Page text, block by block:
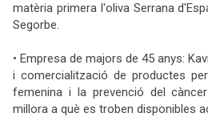
matèria primera l'oliva Serrana
Segorbe.
• Empresa de majors de 45 anys:
i comercialització de productes
femenina i la prevenció del
millora a què es troben disponibles